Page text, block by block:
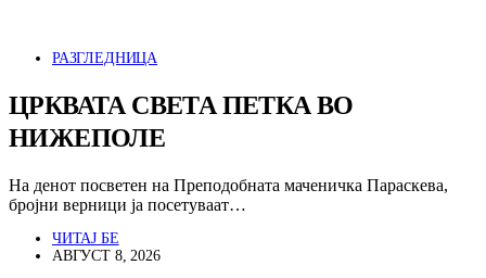
РАЗГЛЕДНИЦА
ЦРКВАТА СВЕТА ПЕТКА ВО
НИЖЕПОЛЕ
На денот посветен на Преподобната маченичка Параскева,
бројни верници ја посетуваат…
ЧИТАЈ БЕ
АВГУСТ 8, 2026